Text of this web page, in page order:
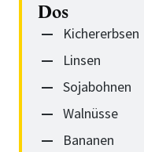
Dos
Kichererbsen
Linsen
Sojabohnen
Walnüsse
Bananen